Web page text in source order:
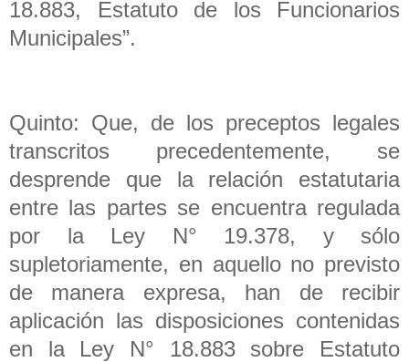
18.883, Estatuto de los Funcionarios
Municipales”.
Quinto: Que, de los preceptos legales
transcritos precedentemente, se
desprende que la relación estatutaria
entre las partes se encuentra regulada
por la Ley N° 19.378, y sólo
supletoriamente, en aquello no previsto
de manera expresa, han de recibir
aplicación las disposiciones contenidas
en la Ley N° 18.883 sobre Estatuto